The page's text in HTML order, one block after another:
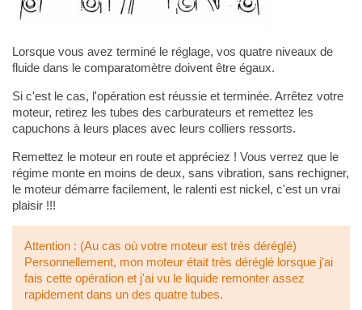
Lorsque vous avez terminé le réglage, vos quatre niveaux de
fluide dans le comparatomètre doivent être égaux.
Si c'est le cas, l'opération est réussie et terminée. Arrêtez votre
moteur, retirez les tubes des carburateurs et remettez les
capuchons à leurs places avec leurs colliers ressorts.
Remettez le moteur en route et appréciez ! Vous verrez que le
régime monte en moins de deux, sans vibration, sans rechigner,
le moteur démarre facilement, le ralenti est nickel, c'est un vrai
plaisir !!!
Attention : (Au cas où votre moteur est très déréglé)
Personnellement, mon moteur était très déréglé lorsque j'ai
fais cette opération et j'ai vu le liquide remonter assez
rapidement dans un des quatre tubes.